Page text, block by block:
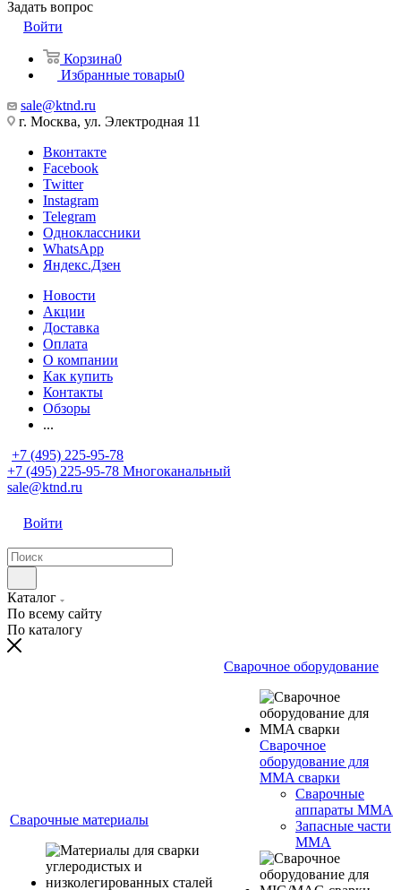
Задать вопрос
Войти
Корзина0
Избранные товары0
sale@ktnd.ru
г. Москва, ул. Электродная 11
Вконтакте
Facebook
Twitter
Instagram
Telegram
Одноклассники
WhatsApp
Яндекс.Дзен
Новости
Акции
Доставка
Оплата
О компании
Как купить
Контакты
Обзоры
...
+7 (495) 225-95-78
+7 (495) 225-95-78 Многоканальный
sale@ktnd.ru
Войти
Каталог
По всему сайту
По каталогу
Сварочные материалы
Сварочное оборудование
Сварочное
оборудование для
MMA сварки
Сварочные
аппараты MMA
Запасные части
MMA